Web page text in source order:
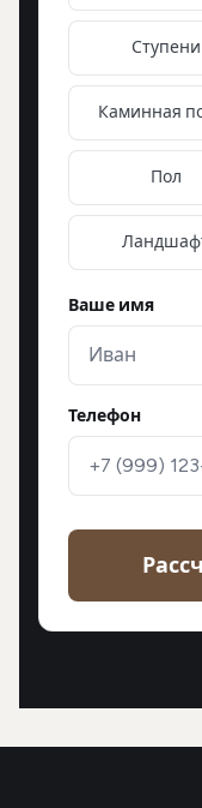
Ступени
Каминная
Пол
Ваше имя
Телефон